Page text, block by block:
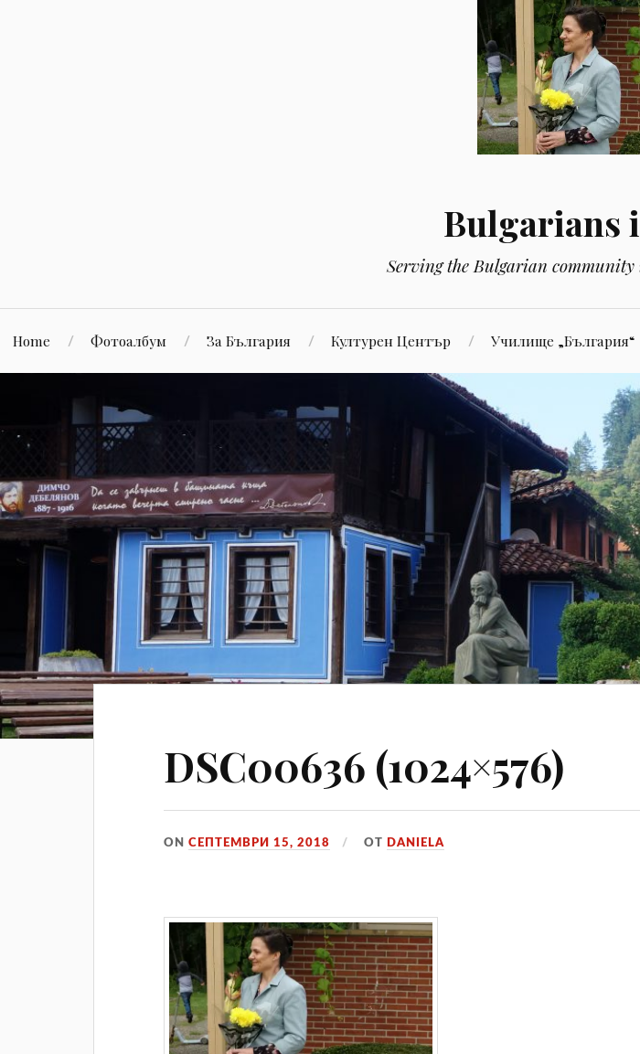
Bulgarians
Serving the Bulgarian
Home Фотоалбум За България Културен Център Училище „България“
DSC00636 (1024×576)
ONСЕПТЕМВРИ 15, 2018 ОТ DANIELA